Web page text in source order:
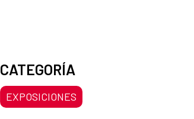
CATEGORÍA
EXPOSICIONES